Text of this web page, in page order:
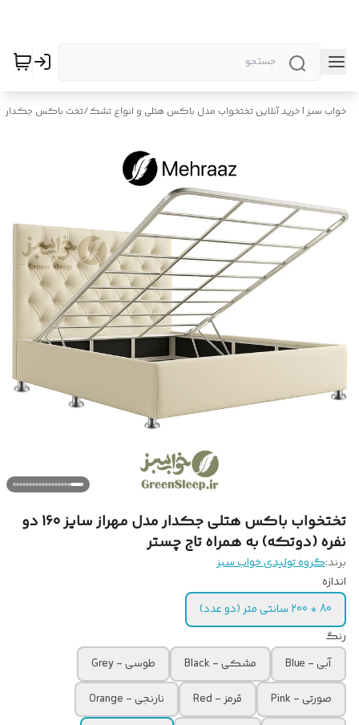
خواب سبز | خرید آنلاین تختخواب مدل باکس هتلی و انواع تشک/تخت باکس جکدار
تختخواب باکس هتلی جکدار مدل مهراز سایز 160 دو
نفره (دوتکه) به همراه تاج چستر
برند:گروه تولیدی خواب سبز
اندازه
80 * 200 سانتی متر (دو عدد)
رنگ
آبی - Blue
مشکی - Black
طوسی - Grey
صورتی - Pink
قرمز - Red
نارنجی - Orange